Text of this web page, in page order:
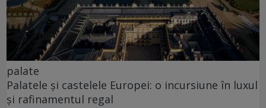
palate
Palatele și castelele Europei: o incursiune în luxul
și rafinamentul regal